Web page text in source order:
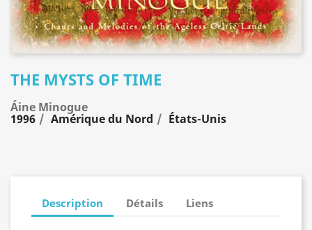
THE MYSTS OF TIME
Áine Minogue
1996 Amérique du Nord États-Unis
Description Détails Liens